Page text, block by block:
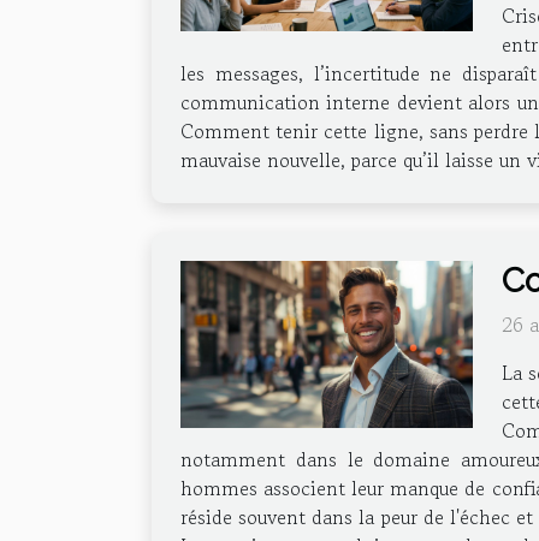
les messages, l’incertitude ne
communication interne devient alors un
Comment tenir cette ligne, sans perdre
mauvaise nouvelle, parce qu’il laisse
26
La
notamment dans le domaine
hommes associent leur manque de
réside souvent dans la peur de l'échec